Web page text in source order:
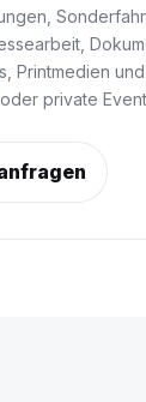
Printmedien
private